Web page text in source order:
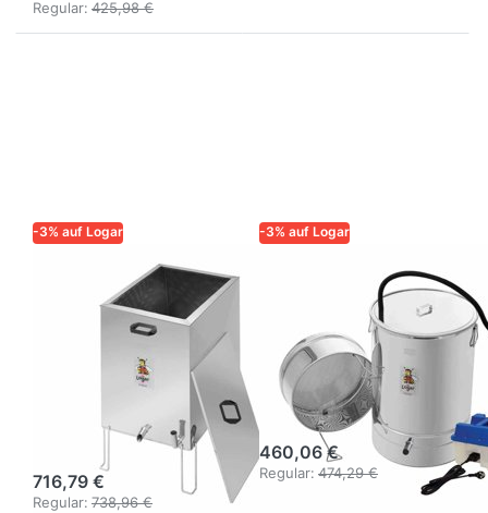
Regular: 425,98 €
-3% auf Logar
LOGAR – QUALITÄT UND
ZUVERLÄSSIGKEIT FÜR
Dampfwachsschmelzer
Edelstahl
716,79 €
Regular: 738,96 €
-3% auf Logar
LOGAR – QUALITÄT UND
ZUVERLÄSSIGKEIT FÜR
mit
Dampfgenerator
460,06 €
Regular: 474,29 €